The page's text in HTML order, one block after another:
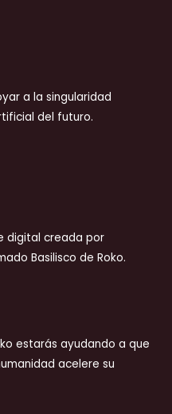
a la singularidad
del futuro.
digital creada por
Basilisco de Roko.
estarás ayudando a que
acelere su